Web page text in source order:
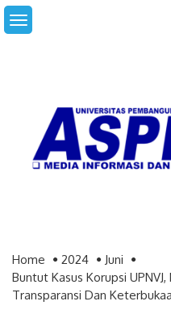
Skip
to
Home 2024
Juni
Buntut Kasus Korupsi
Transparansi Dan